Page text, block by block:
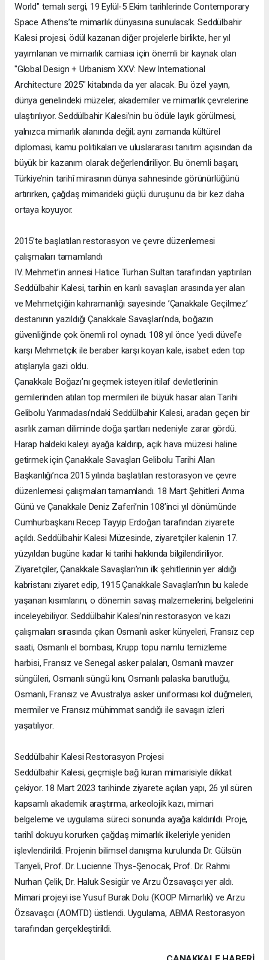
World" temalı sergi, 19 Eylül-5 Ekim tarihlerinde Contemporary
Space Athens’te mimarlık dünyasına sunulacak. Seddülbahir
Kalesi projesi, ödül kazanan diğer projelerle birlikte, her yıl
yayımlanan ve mimarlık camiası için önemli bir kaynak olan
"Global Design + Urbanism XXV: New International
Architecture 2025" kitabında da yer alacak. Bu özel yayın,
dünya genelindeki müzeler, akademiler ve mimarlık çevrelerine
ulaştırılıyor. Seddülbahir Kalesi’nin bu ödüle layık görülmesi,
yalnızca mimarlık alanında değil; aynı zamanda kültürel
diplomasi, kamu politikaları ve uluslararası tanıtım açısından da
büyük bir kazanım olarak değerlendiriliyor. Bu önemli başarı,
Türkiye’nin tarihî mirasının dünya sahnesinde görünürlüğünü
artırırken, çağdaş mimarideki güçlü duruşunu da bir kez daha
ortaya koyuyor.
2015’te başlatılan restorasyon ve çevre düzenlemesi
çalışmaları tamamlandı
IV. Mehmet’in annesi Hatice Turhan Sultan tarafından yaptırılan
Seddülbahir Kalesi, tarihin en kanlı savaşları arasında yer alan
ve Mehmetçiğin kahramanlığı sayesinde ’Çanakkale Geçilmez’
destanının yazıldığı Çanakkale Savaşları’nda, boğazın
güvenliğinde çok önemli rol oynadı. 108 yıl önce ’yedi düvel’e
karşı Mehmetçik ile beraber karşı koyan kale, isabet eden top
atışlarıyla gazi oldu.
Çanakkale Boğazı’nı geçmek isteyen itilaf devletlerinin
gemilerinden atılan top mermileri ile büyük hasar alan Tarihi
Gelibolu Yarımadası’ndaki Seddülbahir Kalesi, aradan geçen bir
asırlık zaman diliminde doğa şartları nedeniyle zarar gördü.
Harap haldeki kaleyi ayağa kaldırıp, açık hava müzesi haline
getirmek için Çanakkale Savaşları Gelibolu Tarihi Alan
Başkanlığı’nca 2015 yılında başlatılan restorasyon ve çevre
düzenlemesi çalışmaları tamamlandı. 18 Mart Şehitleri Anma
Günü ve Çanakkale Deniz Zaferi’nin 108’inci yıl dönümünde
Cumhurbaşkanı Recep Tayyip Erdoğan tarafından ziyarete
açıldı. Seddülbahir Kalesi Müzesinde, ziyaretçiler kalenin 17.
yüzyıldan bugüne kadar ki tarihi hakkında bilgilendiriliyor.
Ziyaretçiler, Çanakkale Savaşları’nın ilk şehitlerinin yer aldığı
kabristanı ziyaret edip, 1915 Çanakkale Savaşları’nın bu kalede
yaşanan kısımlarını, o dönemin savaş malzemelerini, belgelerini
inceleyebiliyor. Seddülbahir Kalesi’nin restorasyon ve kazı
çalışmaları sırasında çıkan Osmanlı asker künyeleri, Fransız cep
saati, Osmanlı el bombası, Krupp topu namlu temizleme
harbisi, Fransız ve Senegal asker palaları, Osmanlı mavzer
süngüleri, Osmanlı süngü kını, Osmanlı palaska barutluğu,
Osmanlı, Fransız ve Avustralya asker üniforması kol düğmeleri,
mermiler ve Fransız mühimmat sandığı ile savaşın izleri
yaşatılıyor.
Seddülbahir Kalesi Restorasyon Projesi
Seddülbahir Kalesi, geçmişle bağ kuran mimarisiyle dikkat
çekiyor. 18 Mart 2023 tarihinde ziyarete açılan yapı, 26 yıl süren
kapsamlı akademik araştırma, arkeolojik kazı, mimari
belgeleme ve uygulama süreci sonunda ayağa kaldırıldı. Proje,
tarihî dokuyu korurken çağdaş mimarlık ilkeleriyle yeniden
işlevlendirildi. Projenin bilimsel danışma kurulunda Dr. Gülsün
Tanyeli, Prof. Dr. Lucienne Thys-Şenocak, Prof. Dr. Rahmi
Nurhan Çelik, Dr. Haluk Sesigür ve Arzu Özsavaşcı yer aldı.
Mimari projeyi ise Yusuf Burak Dolu (KOOP Mimarlık) ve Arzu
Özsavaşcı (AOMTD) üstlendi. Uygulama, ABMA Restorasyon
tarafından gerçekleştirildi.